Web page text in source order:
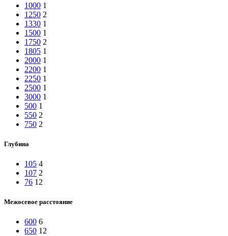
1000 1
1250 2
1330 1
1500 1
1750 2
1805 1
2000 1
2200 1
2250 1
2500 1
3000 1
500 1
550 2
750 2
Глубина
105 4
107 2
76 12
Межосевое расстояние
600 6
650 12